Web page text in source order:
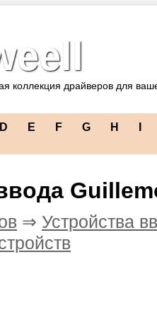
коллекция драйверов для
D E F G H
⇒ Устройства